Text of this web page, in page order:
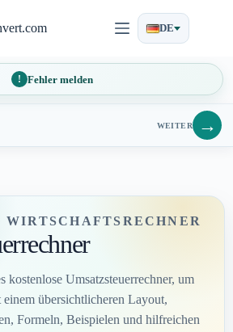
DE
Fehler melden
WEITER →
kostenlose Umsatzsteuerrechner, um
einem übersichtlicheren Layout,
Formeln, Beispielen und hilfreichen